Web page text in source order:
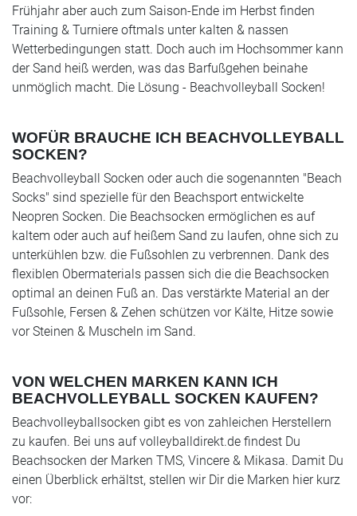
Frühjahr aber auch zum Saison-Ende im Herbst finden
Training & Turniere oftmals unter kalten & nassen
Wetterbedingungen statt. Doch auch im Hochsommer kann
der Sand heiß werden, was das Barfußgehen beinahe
unmöglich macht. Die Lösung - Beachvolleyball Socken!
WOFÜR BRAUCHE ICH BEACHVOLLEYBALL
SOCKEN?
Beachvolleyball Socken oder auch die sogenannten "Beach
Socks" sind spezielle für den Beachsport entwickelte
Neopren Socken. Die Beachsocken ermöglichen es auf
kaltem oder auch auf heißem Sand zu laufen, ohne sich zu
unterkühlen bzw. die Fußsohlen zu verbrennen. Dank des
flexiblen Obermaterials passen sich die die Beachsocken
optimal an deinen Fuß an. Das verstärkte Material an der
Fußsohle, Fersen & Zehen schützen vor Kälte, Hitze sowie
vor Steinen & Muscheln im Sand.
VON WELCHEN MARKEN KANN ICH
BEACHVOLLEYBALL SOCKEN KAUFEN?
Beachvolleyballsocken gibt es von zahleichen Herstellern
zu kaufen. Bei uns auf volleyballdirekt.de findest Du
Beachsocken der Marken TMS, Vincere & Mikasa. Damit Du
einen Überblick erhältst, stellen wir Dir die Marken hier kurz
vor: